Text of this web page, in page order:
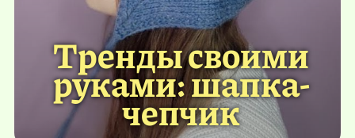
Тренды своими
руками: шапка-
чепчик